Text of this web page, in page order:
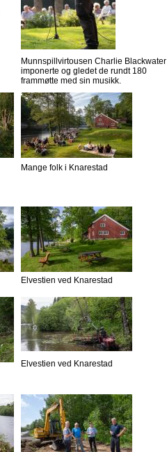
Munnspillvirtousen Charlie Blackwater
imponerte og gledet de rundt 180
frammøtte med sin musikk.
Mange folk i Knarestad
Elvestien ved Knarestad
Elvestien ved Knarestad